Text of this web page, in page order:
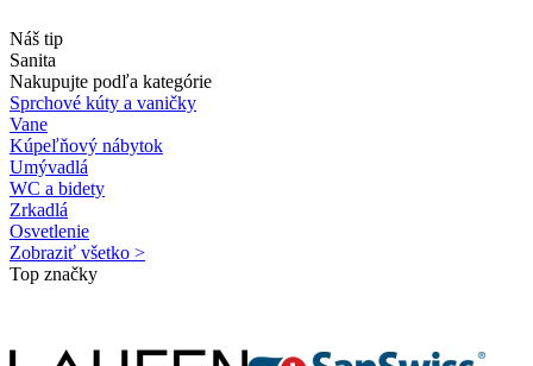
Náš tip
Sanita
Nakupujte podľa kategórie
Sprchové kúty a vaničky
Vane
Kúpeľňový nábytok
Umývadlá
WC a bidety
Zrkadlá
Osvetlenie
Zobraziť všetko >
Top značky